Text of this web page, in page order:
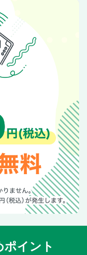
”料理スポット
ージュで生き延びる! 1
寒服で街に下りた雪女
イント